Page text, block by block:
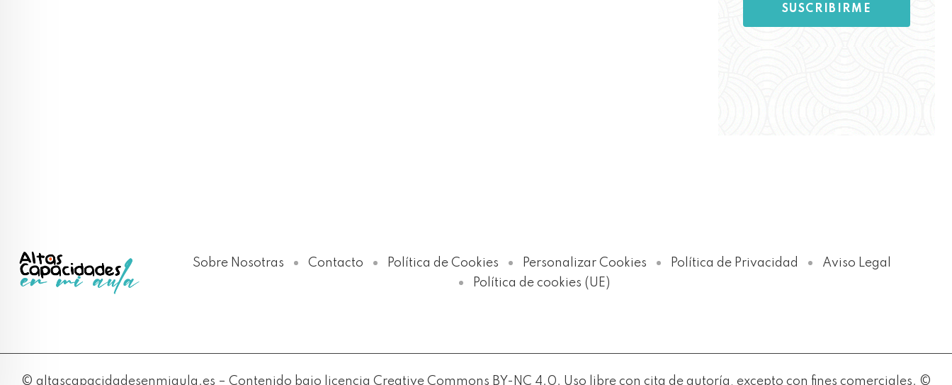
SUSCRIBIRME
Sobre Nosotras Contacto Política de Cookies Personalizar Cookies Política de Privacidad
Aviso Legal
Política de cookies (UE)
© altascapacidadesenmiaula.es – Contenido bajo licencia Creative Commons BY-NC 4.0. Uso libre con cita de autoría, excepto con fines comerciales. ©